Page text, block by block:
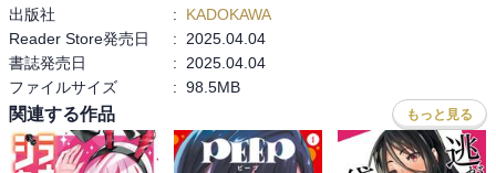
出版社
:
KADOKAWA
Reader Store発売日
:
2025.04.04
書誌発売日
:
2025.04.04
ファイルサイズ
: 98.5MB
関連する作品 もっと見る